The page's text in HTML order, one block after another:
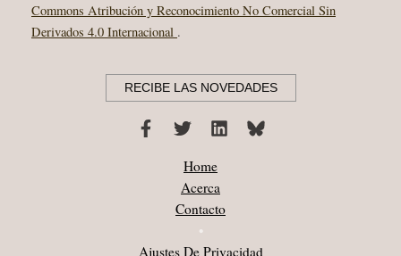
Commons Atribución y Reconocimiento No Comercial Sin
Derivados 4.0 Internacional .
RECIBE LAS NOVEDADES
Home
Acerca
Contacto
•
Ajustes De Privacidad